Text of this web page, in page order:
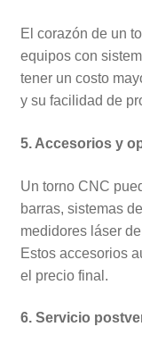
El corazón de un
equipos con
tener un costo
y su facilidad de
5. Accesorios y
Un torno CNC
barras, sistemas
medidores láser
Estos accesorios
el precio final.
6. Servicio